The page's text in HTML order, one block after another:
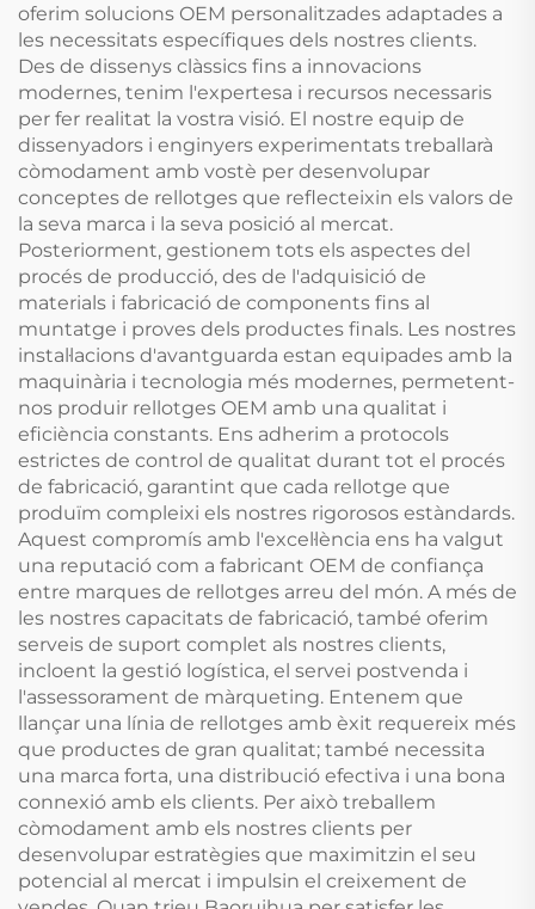
oferim solucions OEM personalitzades adaptades a
les necessitats específiques dels nostres clients.
Des de dissenys clàssics fins a innovacions
modernes, tenim l'expertesa i recursos necessaris
per fer realitat la vostra visió. El nostre equip de
dissenyadors i enginyers experimentats treballarà
còmodament amb vostè per desenvolupar
conceptes de rellotges que reflecteixin els valors de
la seva marca i la seva posició al mercat.
Posteriorment, gestionem tots els aspectes del
procés de producció, des de l'adquisició de
materials i fabricació de components fins al
muntatge i proves dels productes finals. Les nostres
instal·lacions d'avantguarda estan equipades amb la
maquinària i tecnologia més modernes, permetent-
nos produir rellotges OEM amb una qualitat i
eficiència constants. Ens adherim a protocols
estrictes de control de qualitat durant tot el procés
de fabricació, garantint que cada rellotge que
produïm compleixi els nostres rigorosos estàndards.
Aquest compromís amb l'excel·lència ens ha valgut
una reputació com a fabricant OEM de confiança
entre marques de rellotges arreu del món. A més de
les nostres capacitats de fabricació, també oferim
serveis de suport complet als nostres clients,
incloent la gestió logística, el servei postvenda i
l'assessorament de màrqueting. Entenem que
llançar una línia de rellotges amb èxit requereix més
que productes de gran qualitat; també necessita
una marca forta, una distribució efectiva i una bona
connexió amb els clients. Per això treballem
còmodament amb els nostres clients per
desenvolupar estratègies que maximitzin el seu
potencial al mercat i impulsin el creixement de